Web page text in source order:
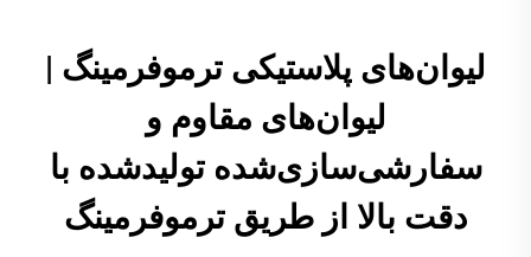
لیوان‌های پلاستیکی ترموفرمینگ |
لیوان‌های مقاوم و
سفارشی‌سازی‌شده تولیدشده با
دقت بالا از طریق ترموفرمینگ